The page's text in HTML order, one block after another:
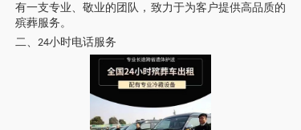
有一支专业、敬业的团队，致力于为客户提供高品质的
殡葬服务。
二、 24小时电话服务